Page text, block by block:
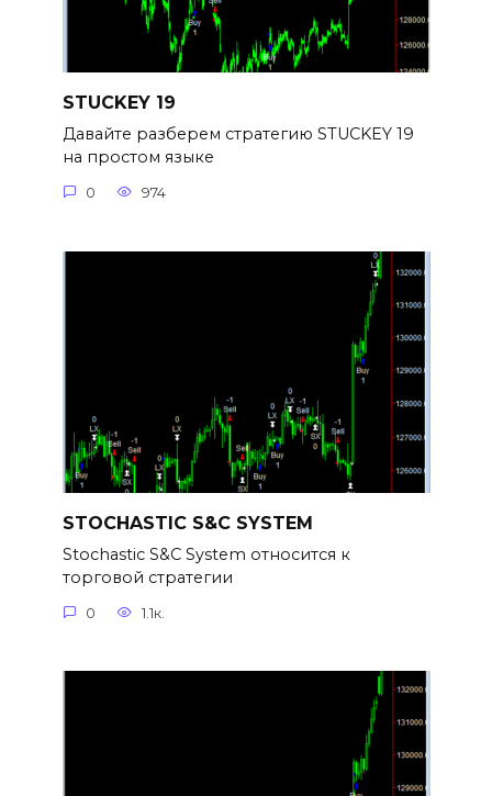
STUCKEY 19
Давайте разберем стратегию STUCKEY 19
на простом языке
0 974
STOCHASTIC S&C SYSTEM
Stochastic S&C System относится к
торговой стратегии
0 1.1к.